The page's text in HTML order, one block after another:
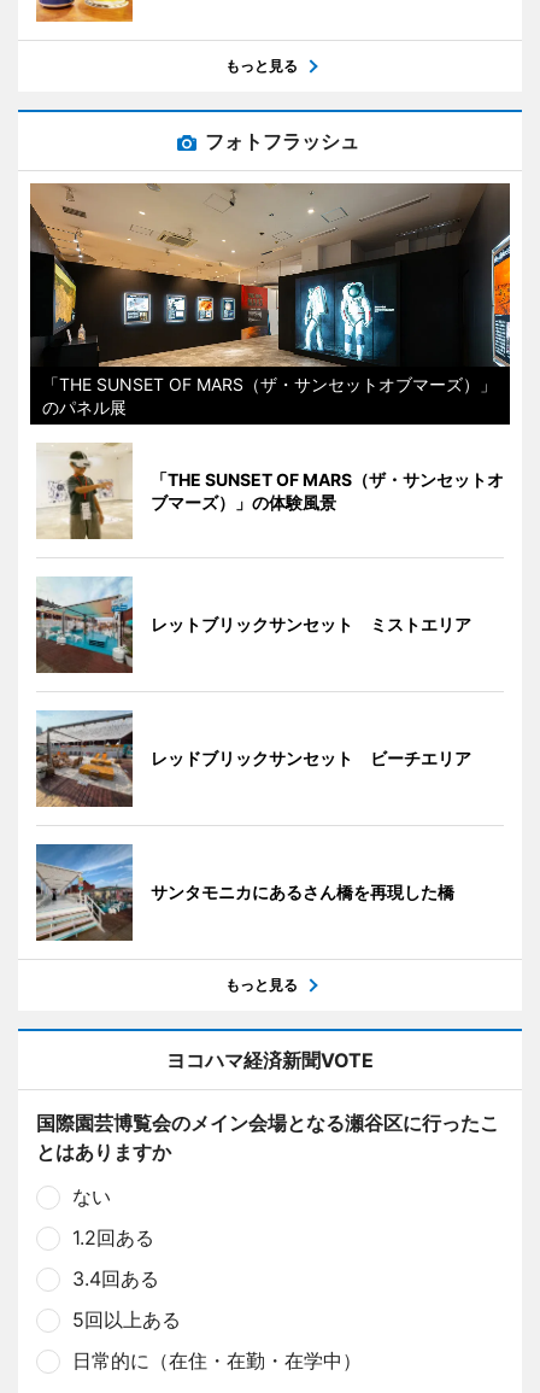
もっと見る
フォトフラッシュ
「THE SUNSET OF MARS（ザ・サンセットオブマーズ）」
のパネル展
「THE SUNSET OF MARS（ザ・サンセットオ
ブマーズ）」の体験風景
レットブリックサンセット ミストエリア
レッドブリックサンセット ビーチエリア
サンタモニカにあるさん橋を再現した橋
もっと見る
ヨコハマ経済新聞VOTE
国際園芸博覧会のメイン会場となる瀬谷区に行ったこ
とはありますか
ない
1.2回ある
3.4回ある
5回以上ある
日常的に（在住・在勤・在学中）